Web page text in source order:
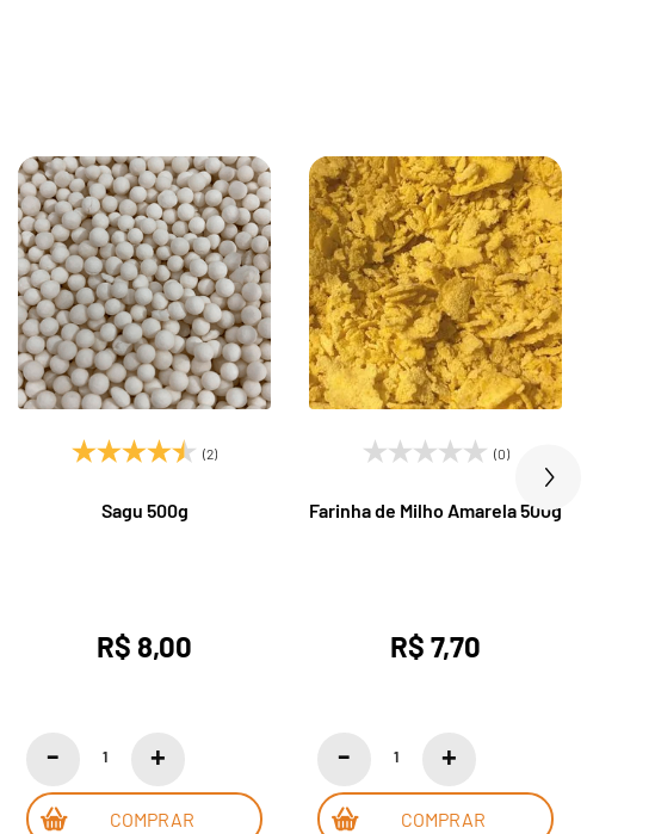
(2)
Sagu 500g
R$ 8,00
COMPRAR
(0)
Farinha de Milho Amarela 500g
R$ 7,70
COMPRAR